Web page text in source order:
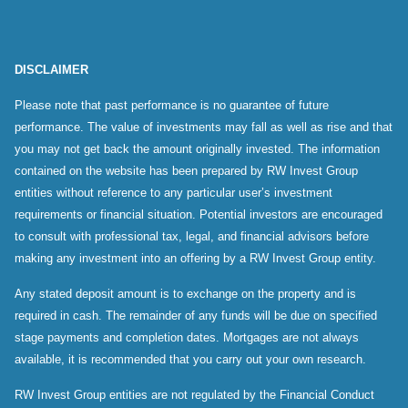
DISCLAIMER
Please note that past performance is no guarantee of future
performance. The value of investments may fall as well as rise and that
you may not get back the amount originally invested. The information
contained on the website has been prepared by RW Invest Group
entities without reference to any particular user’s investment
requirements or financial situation. Potential investors are encouraged
to consult with professional tax, legal, and financial advisors before
making any investment into an offering by a RW Invest Group entity.
Any stated deposit amount is to exchange on the property and is
required in cash. The remainder of any funds will be due on specified
stage payments and completion dates. Mortgages are not always
available, it is recommended that you carry out your own research.
RW Invest Group entities are not regulated by the Financial Conduct